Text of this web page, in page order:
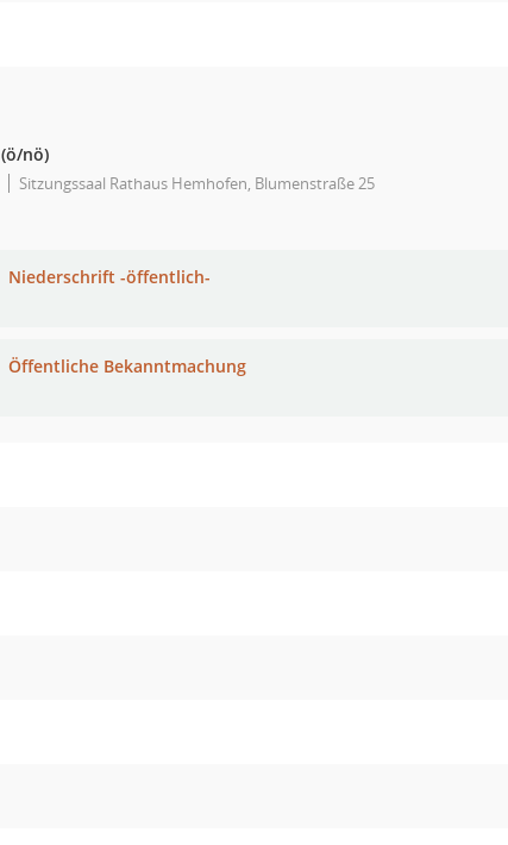
(ö/nö)
Sitzungssaal Rathaus Hemhofen, Blumenstraße 25
Niederschrift -öffentlich-
Öffentliche Bekanntmachung